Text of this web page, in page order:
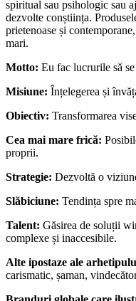
spiritual sau psihologic sau
dezvolte conștiința.
prietenoase și
mari.
Motto: Eu fac lucrurile să
Misiune: Înțelegerea și
Obiectiv: Transformarea
Cea mai mare frică:
proprii.
Strategie: Dezvoltă o
Slăbiciune: Tendința spre
Talent: Găsirea de soluții
complexe și inaccesibile.
Alte ipostaze ale
carismatic, șaman,